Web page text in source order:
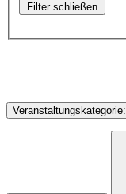
Filter schließen
Veranstaltungskategorie: